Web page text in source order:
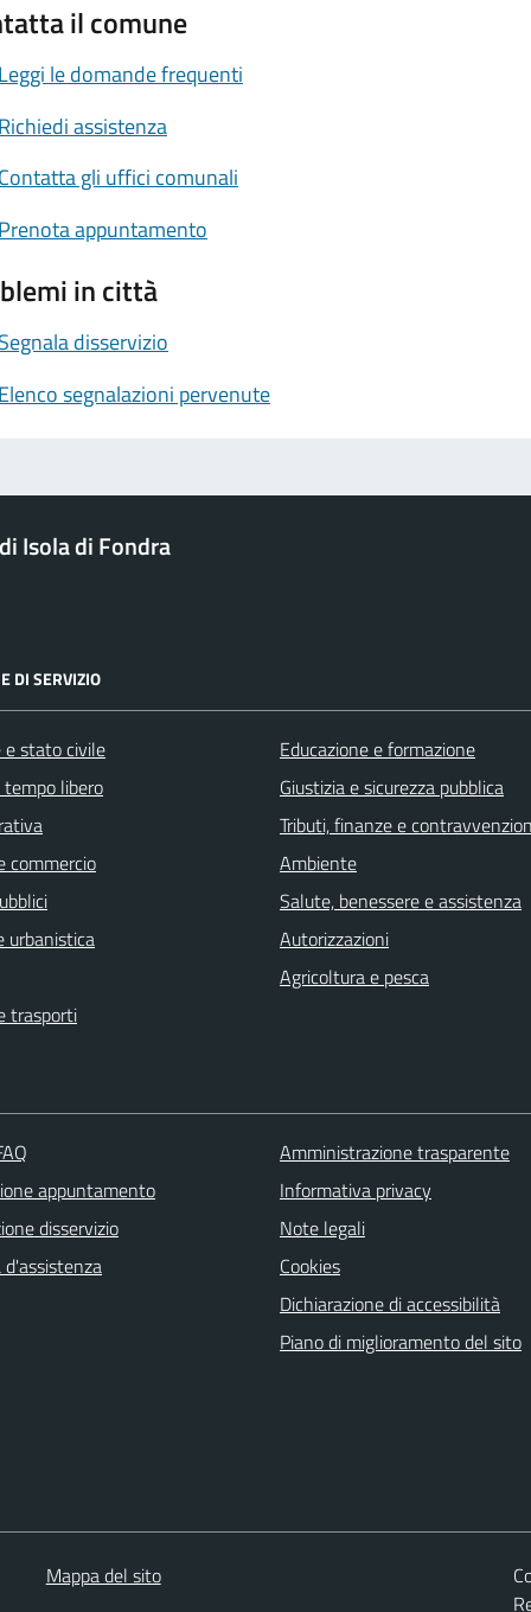
il comune
Leggi le domande frequenti
Richiedi assistenza
Contatta gli uffici comunali
Prenota appuntamento
in città
Segnala disservizio
Elenco segnalazioni pervenute
Isola di Fondra
DI SERVIZIO
e stato civile
libero
commercio
urbanistica
trasporti
Educazione e formazione
Giustizia e sicurezza pubblica
Tributi, finanze e
Ambiente
Salute, benessere e assistenza
Autorizzazioni
Agricoltura e pesca
appuntamento
disservizio
d'assistenza
Amministrazione trasparente
Informativa privacy
Note legali
Cookies
Dichiarazione di accessibilità
Piano di miglioramento del sito
Mappa del sito